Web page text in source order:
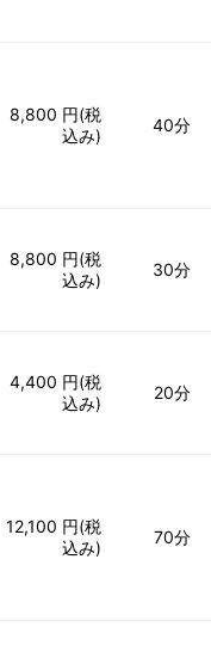
8,800 円(税
込み)
40分
8,800 円(税
込み)
30分
4,400 円(税
込み)
20分
12,100 円(税
込み)
70分